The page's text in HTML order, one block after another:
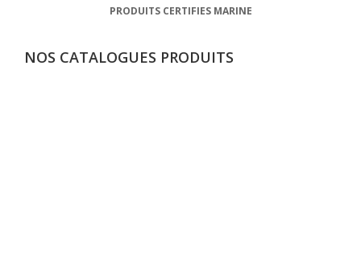
PRODUITS CERTIFIES MARINE
NOS CATALOGUES PRODUITS